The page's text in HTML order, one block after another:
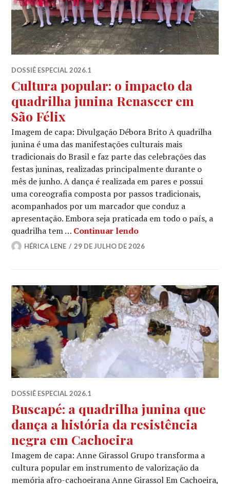
DOSSIÊ ESPECIAL 2026.1
Cultura popular: o impacto da
quadrilha junina Renascer em
São Félix
Imagem de capa: Divulgação Débora Brito A quadrilha
junina é uma das manifestações culturais mais
tradicionais do Brasil e faz parte das celebrações das
festas juninas, realizadas principalmente durante o
mês de junho. A dança é realizada em pares e possui
uma coreografia composta por passos tradicionais,
acompanhados por um marcador que conduz a
apresentação. Embora seja praticada em todo o país, a
quadrilha tem … Continuar lendoCultura popular: o
HÉRICA LENE 29 DE JULHO DE 2026
DOSSIÊ ESPECIAL 2026.1
Buscapé: a quadrilha junina que
dança a história da resistência
negra em Cachoeira
Imagem de capa: Anne Girassol Grupo transforma a
cultura popular em instrumento de valorização da
memória afro-cachoeirana Anne Girassol Em Cachoeira,